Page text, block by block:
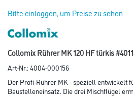
Bitte einloggen, um Preise zu sehen
Collomix Rührer MK 120 HF türkis
Art-Nr.:4004-000156
Der Profi-Rührer MK - speziell entwickelt
Baustelleneinsatz. Die drei Mischflügel